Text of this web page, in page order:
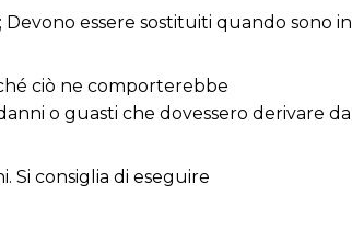
essere sostituiti quando sono in
ciò ne comporterebbe
o guasti che dovessero derivare da
Si consiglia di eseguire